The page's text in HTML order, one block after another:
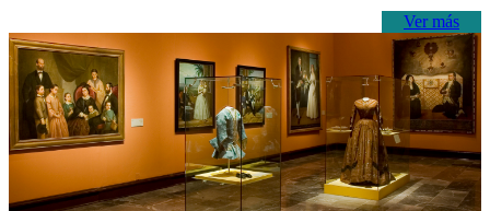
Ver más